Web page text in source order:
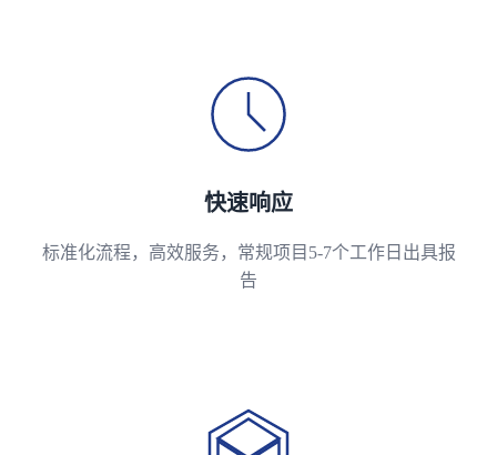
快速响应
标准化流程，高效服务，常规项目5-7个工作日出具报
告